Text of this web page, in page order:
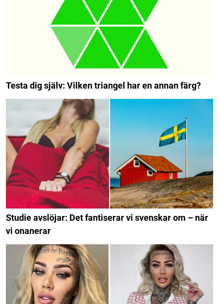
Testa dig själv: Vilken triangel har en annan färg?
Studie avslöjar: Det fantiserar vi svenskar om – när
vi onanerar